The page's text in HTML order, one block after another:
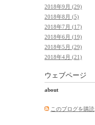
2018年9月 (29)
2018年8月 (5)
2018年7月 (17)
2018年6月 (19)
2018年5月 (29)
2018年4月 (21)
ウェブページ
about
このブログを購読